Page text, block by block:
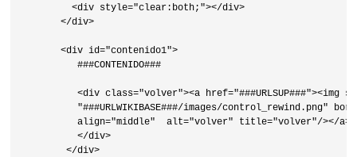
         <div style="clear:both;"></div>
       </div>
       <div id="contenido1">
          ###CONTENIDO###
<div class="volver"><a href="###URLSUP###"><img
"###URLWIKIBASE###/images/control_rewind.png"
          align="middle"  alt="volver" title="volver"/></a>
          </div>
        </div>